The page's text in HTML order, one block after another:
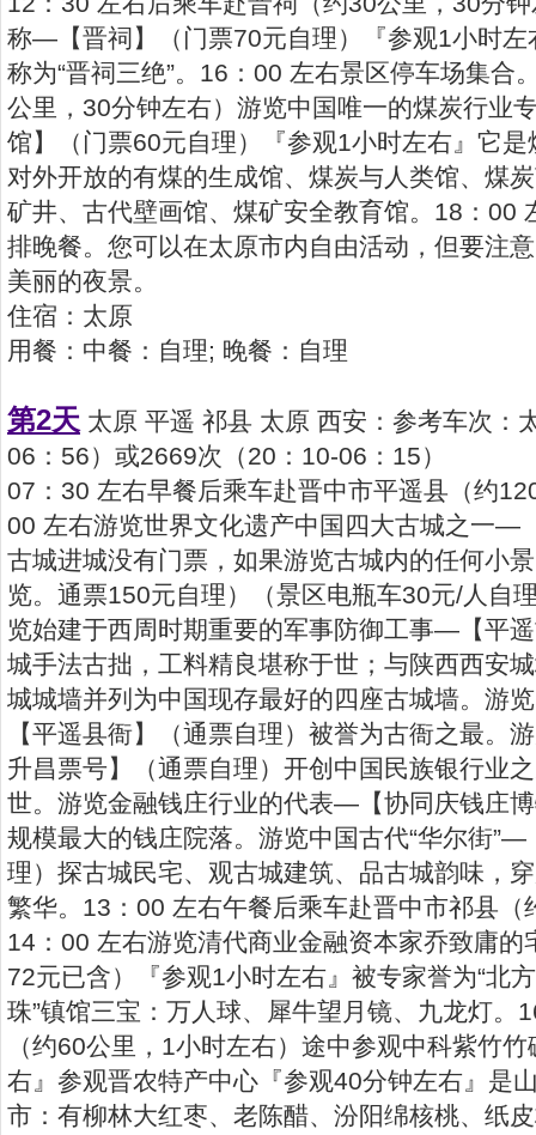
称—【晋祠】（门票70元自理）『参观1小时左
称为“晋祠三绝”。16：00 左右景区停车场集合
公里，30分钟左右）游览中国唯一的煤炭行业
馆】（门票60元自理）『参观1小时左右』它
对外开放的有煤的生成馆、煤炭与人类馆、煤
矿井、古代壁画馆、煤矿安全教育馆。18：00
排晚餐。您可以在太原市内自由活动，但要注
美丽的夜景。
住宿：太原
用餐：中餐：自理; 晚餐：自理
第2天 太原 平遥 祁县 太原 西安：参考车次：
06：56）或2669次（20：10-06：15）
07：30 左右早餐后乘车赴晋中市平遥县（约
00 左右游览世界文化遗产中国四大古城之一—
古城进城没有门票，如果游览古城内的任何小
览。通票150元自理）（景区电瓶车30元/人自
览始建于西周时期重要的军事防御工事—【平
城手法古拙，工料精良堪称于世；与陕西西安
城城墙并列为中国现存最好的四座古城墙。游
【平遥县衙】（通票自理）被誉为古衙之最。
升昌票号】（通票自理）开创中国民族银行业
世。游览金融钱庄行业的代表—【协同庆钱庄
规模最大的钱庄院落。游览中国古代“华尔街
理）探古城民宅、观古城建筑、品古城韵味，
繁华。13：00 左右午餐后乘车赴晋中市祁县（
14：00 左右游览清代商业金融资本家乔致庸
72元已含）『参观1小时左右』被专家誉为“北
珠”镇馆三宝：万人球、犀牛望月镜、九龙灯。
（约60公里，1小时左右）途中参观中科紫竹
右』参观晋农特产中心『参观40分钟左右』是
市：有柳林大红枣、老陈醋、汾阳绵核桃、纸